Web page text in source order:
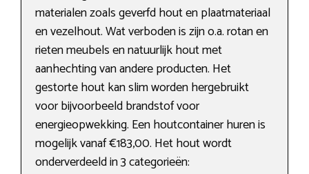
materialen zoals geverfd hout en plaatmateriaal
en vezelhout. Wat verboden is zijn o.a. rotan en
rieten meubels en natuurlijk hout met
aanhechting van andere producten. Het
gestorte hout kan slim worden hergebruikt
voor bijvoorbeeld brandstof voor
energieopwekking. Een houtcontainer huren is
mogelijk vanaf €183,00. Het hout wordt
onderverdeeld in 3 categorieën: